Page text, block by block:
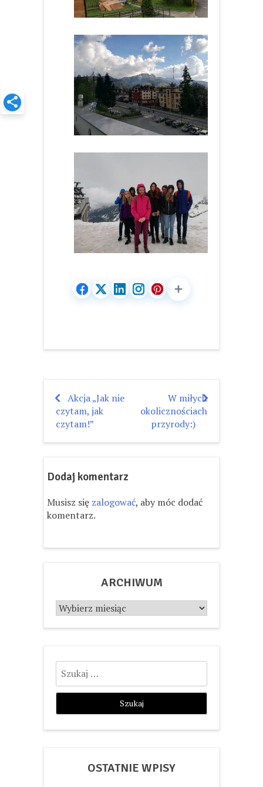
Nawigacja
wpisu
Akcja „Jak nie
czytam, jak
czytam!”
W miłych
okolicznościach
przyrody:)
Dodaj komentarz
Musisz się zalogować, aby móc dodać
komentarz.
ARCHIWUM
Archiwum
Szukaj:
OSTATNIE WPISY